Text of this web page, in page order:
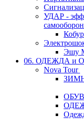
УДАР -
Эшу
06. ОДЕЖДА и
Nova Tour